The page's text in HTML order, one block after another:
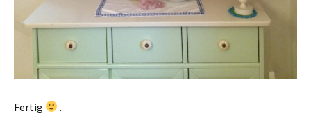
Fertig .